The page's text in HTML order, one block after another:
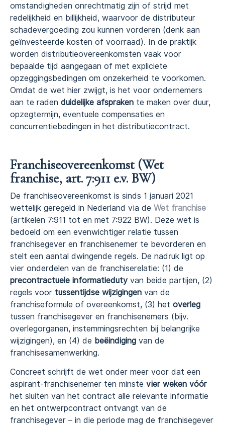
omstandigheden onrechtmatig zijn of strijd met
redelijkheid en billijkheid, waarvoor de distributeur
schadevergoeding zou kunnen vorderen (denk aan
geïnvesteerde kosten of voorraad). In de praktijk
worden distributieovereenkomsten vaak voor
bepaalde tijd aangegaan of met expliciete
opzeggingsbedingen om onzekerheid te voorkomen.
Omdat de wet hier zwijgt, is het voor ondernemers
aan te raden duidelijke afspraken te maken over duur,
opzegtermijn, eventuele compensaties en
concurrentiebedingen in het distributiecontract.
Franchiseovereenkomst (Wet
franchise, art. 7:911 e.v. BW)
De franchiseovereenkomst is sinds 1 januari 2021
wettelijk geregeld in Nederland via de Wet franchise
(artikelen 7:911 tot en met 7:922 BW). Deze wet is
bedoeld om een evenwichtiger relatie tussen
franchisegever en franchisenemer te bevorderen en
stelt een aantal dwingende regels. De nadruk ligt op
vier onderdelen van de franchiserelatie: (1) de
precontractuele informatieduty van beide partijen, (2)
regels voor tussentijdse wijzigingen van de
franchiseformule of overeenkomst, (3) het overleg
tussen franchisegever en franchisenemers (bijv.
overlegorganen, instemmingsrechten bij belangrijke
wijzigingen), en (4) de beëindiging van de
franchisesamenwerking.
Concreet schrijft de wet onder meer voor dat een
aspirant-franchisenemer ten minste vier weken vóór
het sluiten van het contract alle relevante informatie
en het ontwerpcontract ontvangt van de
franchisegever – in die periode mag de franchisegever